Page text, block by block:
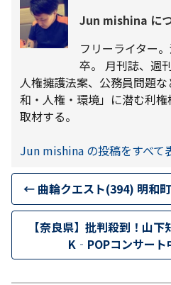
Jun mishina に
フリーライター
卒。 月刊誌、週
人権擁護法案、公務員問題
和・人権・環境」に潜む利
取材する。
Jun mishina の投稿をすべて
← 曲輪クエスト(394) 明和
【奈良県】批判殺到！山下
K‐POPコンサート